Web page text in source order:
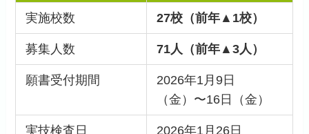
実施校数 27校（前年▲1校）
募集人数 71人（前年▲3人）
願書受付期間
2026年1月9日
（金）〜16日（金）
実技検査日 2026年1月26日